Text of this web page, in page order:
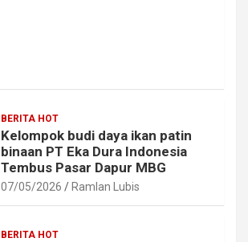
BERITA HOT
Kelompok budi daya ikan patin
binaan PT Eka Dura Indonesia
Tembus Pasar Dapur MBG
07/05/2026 Ramlan Lubis
BERITA HOT